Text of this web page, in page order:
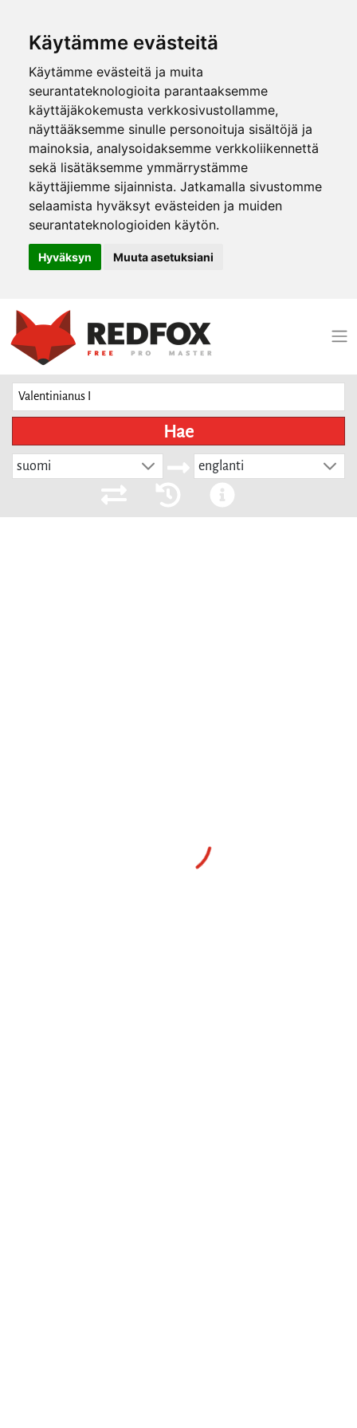
Käytämme evästeitä
Käytämme evästeitä ja muita
seurantateknologioita parantaaksemme
käyttäjäkokemusta verkkosivustollamme,
näyttääksemme sinulle personoituja sisältöjä ja
mainoksia, analysoidaksemme verkkoliikennettä
sekä lisätäksemme ymmärrystämme
käyttäjiemme sijainnista. Jatkamalla sivustomme
selaamista hyväksyt evästeiden ja muiden
seurantateknologioiden käytön.
Hyväksyn Muuta asetuksiani
Hae
suomi englanti